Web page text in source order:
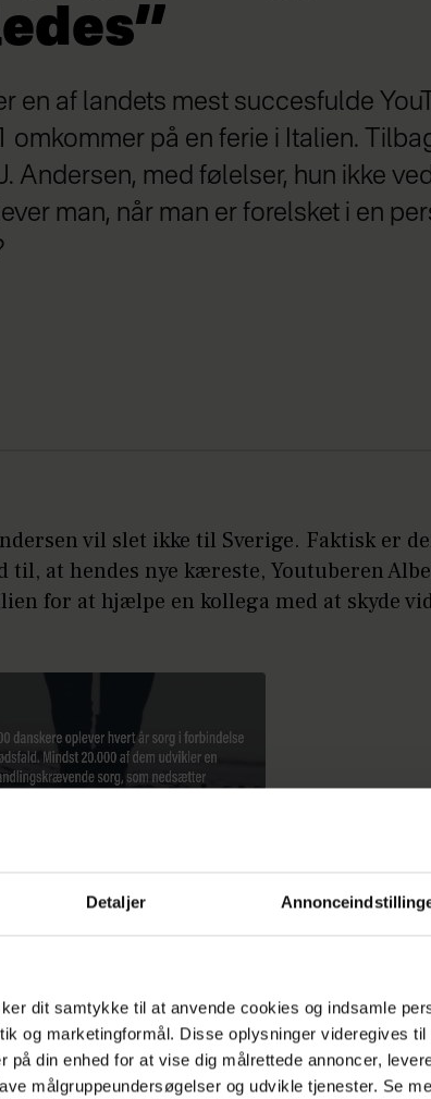
Detaljer
dit samtykke til at anvende cookies og indsamle
og marketingformål. Disse oplysninger videregives
på din enhed for at vise dig målrettede annoncer,
målgruppeundersøgelser og udvikle tjenester. Se
en af landets mest succesfulde
omkommer på en ferie i Italien.
Andersen, med følelser, hun ikke
man, når man er forelsket i en
vil slet ikke til Sverige. Faktisk er
til, at hendes nye kæreste, Youtuberen
for at hjælpe en kollega med at skyde
parret sig for at tage hver til sit.